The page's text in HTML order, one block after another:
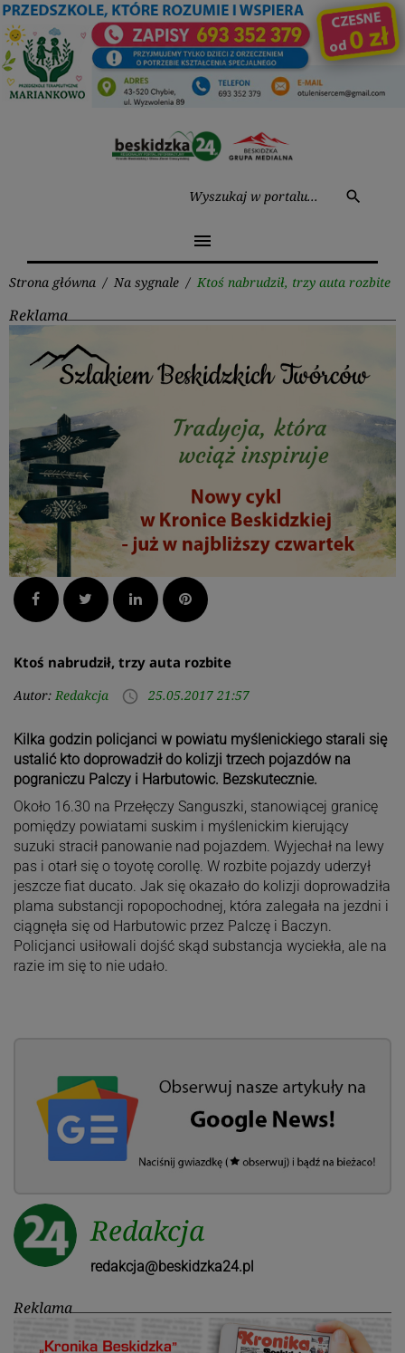
Przejdź
do
treści
search
menu
Strona główna / Na sygnale / Ktoś nabrudził, trzy auta rozbite
Reklama
Facebook Twitter LinkedInPinterest
Ktoś nabrudził, trzy auta rozbite
Autor: Redakcja access_time 25.05.2017 21:57
Kilka godzin policjanci w powiatu myślenickiego starali się
ustalić kto doprowadził do kolizji trzech pojazdów na
pograniczu Palczy i Harbutowic. Bezskutecznie.
Około 16.30 na Przełęczy Sanguszki, stanowiącej granicę
pomiędzy powiatami suskim i myślenickim kierujący
suzuki stracił panowanie nad pojazdem. Wyjechał na lewy
pas i otarł się o toyotę corollę. W rozbite pojazdy uderzył
jeszcze fiat ducato. Jak się okazało do kolizji doprowadziła
plama substancji ropopochodnej, która zalegała na jezdni i
ciągnęła się od Harbutowic przez Palczę i Baczyn.
Policjanci usiłowali dojść skąd substancja wyciekła, ale na
razie im się to nie udało.
Redakcja
redakcja@beskidzka24.pl
Reklama